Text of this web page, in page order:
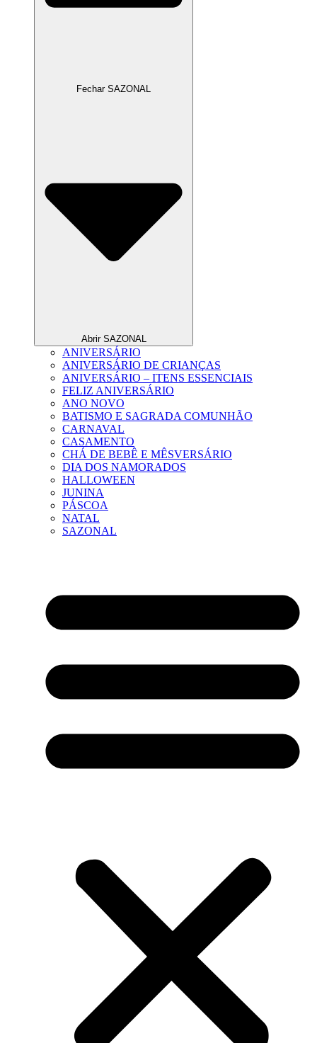
Fechar SAZONAL
Abrir SAZONAL
ANIVERSÁRIO
ANIVERSÁRIO DE CRIANÇAS
ANIVERSÁRIO – ITENS ESSENCIAIS
FELIZ ANIVERSÁRIO
ANO NOVO
BATISMO E SAGRADA COMUNHÃO
CARNAVAL
CASAMENTO
CHÁ DE BEBÊ E MÊSVERSÁRIO
DIA DOS NAMORADOS
HALLOWEEN
JUNINA
PÁSCOA
NATAL
SAZONAL